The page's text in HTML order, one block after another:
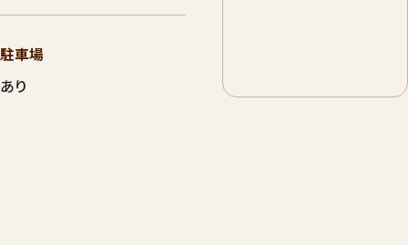
駐車場
あり